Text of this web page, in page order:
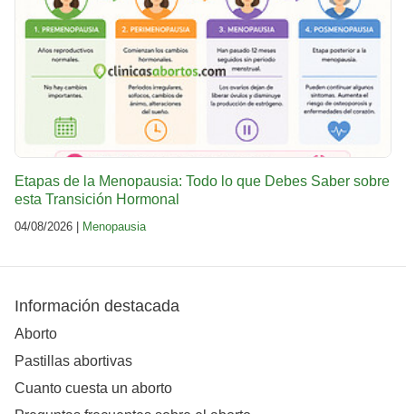
Etapas de la Menopausia: Todo lo que Debes Saber sobre
esta Transición Hormonal
04/08/2026 | Menopausia
Información destacada
Aborto
Pastillas abortivas
Cuanto cuesta un aborto